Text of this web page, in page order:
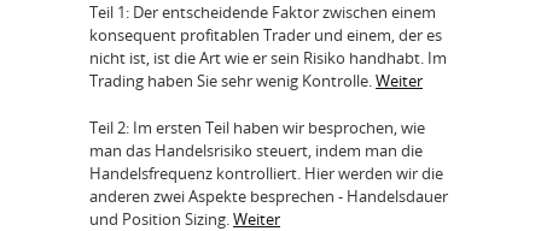
Teil 1: Der entscheidende Faktor zwischen einem
konsequent profitablen Trader und einem, der es
nicht ist, ist die Art wie er sein Risiko handhabt. Im
Trading haben Sie sehr wenig Kontrolle.Weiter
Teil 2: Im ersten Teil haben wir besprochen, wie
man das Handelsrisiko steuert, indem man die
Handelsfrequenz kontrolliert. Hier werden wir die
anderen zwei Aspekte besprechen - Handelsdauer
und Position Sizing.Weiter